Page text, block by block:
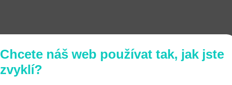
Chcete náš web používat tak, jak jste
zvyklí?